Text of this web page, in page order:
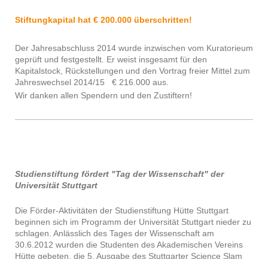
Stiftungkapital hat € 200.000 überschritten!
Der Jahresabschluss 2014 wurde inzwischen vom Kuratorieum
geprüft und festgestellt. Er weist insgesamt für den
Kapitalstock, Rückstellungen und den Vortrag freier Mittel zum
Jahreswechsel 2014/15 € 216.000 aus.
Wir danken allen Spendern und den Zustiftern!
Studienstiftung fördert "Tag der Wissenschaft" der
Universität Stuttgart
Die Förder-Aktivitäten der Studienstiftung Hütte Stuttgart
beginnen sich im Programm der Universität Stuttgart nieder zu
schlagen. Anlässlich des Tages der Wissenschaft am
30.6.2012 wurden die Studenten des Akademischen Vereins
Hütte gebeten, die 5. Ausgabe des Stuttgarter Science Slam